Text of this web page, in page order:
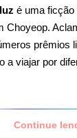
é uma ficção
Choyeop.
prêmios
a viajar por
Continue